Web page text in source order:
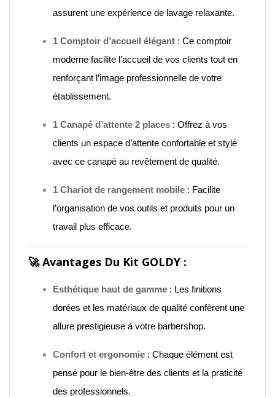
assurent une expérience de lavage relaxante.
1 Comptoir d’accueil élégant : Ce comptoir
moderne facilite l’accueil de vos clients tout en
renforçant l’image professionnelle de votre
établissement.
1 Canapé d’attente 2 places : Offrez à vos
clients un espace d’attente confortable et stylé
avec ce canapé au revêtement de qualité.
1 Chariot de rangement mobile : Facilite
l’organisation de vos outils et produits pour un
travail plus efficace.
🚀Avantages Du Kit GOLDY :
Esthétique haut de gamme : Les finitions
dorées et les matériaux de qualité confèrent une
allure prestigieuse à votre barbershop.
Confort et ergonomie : Chaque élément est
pensé pour le bien-être des clients et la praticité
des professionnels.